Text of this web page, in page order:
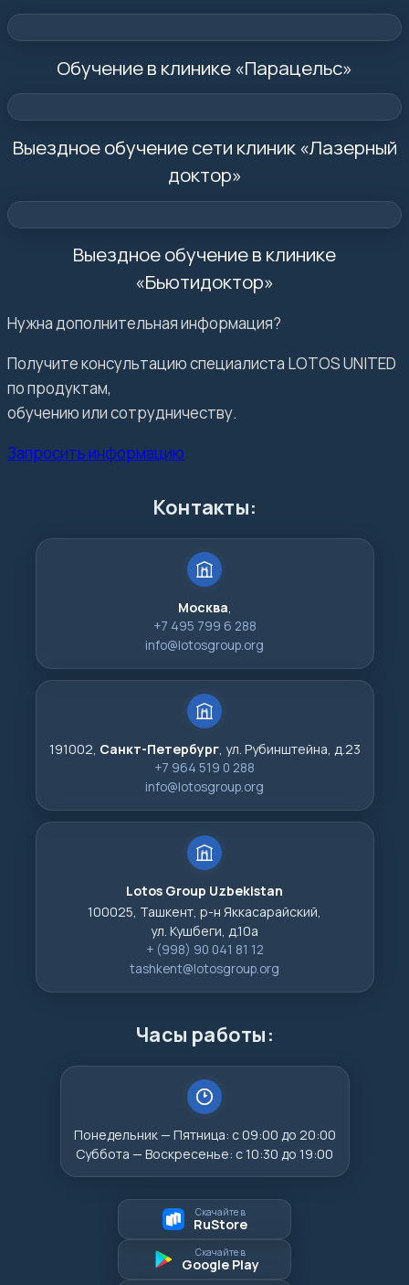
Обучение в клинике «Парацельс»
Выездное обучение сети клиник «Лазерный
доктор»
Выездное обучение в клинике
«Бьютидоктор»
Нужна дополнительная информация?
Получите консультацию специалиста LOTOS UNITED
по продуктам,
обучению или сотрудничеству.
Запросить информацию
Контакты:
Москва,
+7 495 799 6 288
info@lotosgroup.org
191002, Санкт-Петербург, ул. Рубинштейна, д.23
+7 964 519 0 288
info@lotosgroup.org
Lotos Group Uzbekistan
100025, Ташкент, р-н Яккасарайский,
ул. Кушбеги, д.10а
+ (998) 90 041 81 12
tashkent@lotosgroup.org
Часы работы:
Понедельник — Пятница: с 09:00 до 20:00
Суббота — Воскресенье: с 10:30 до 19:00
Скачайте в
RuStore
Скачайте в
Google Play